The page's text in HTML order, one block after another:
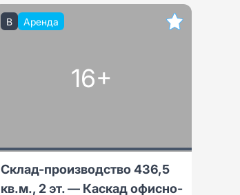
B Аренда
16+
Склад-производство 436,5
кв.м., 2 эт. — Каскад офисно-